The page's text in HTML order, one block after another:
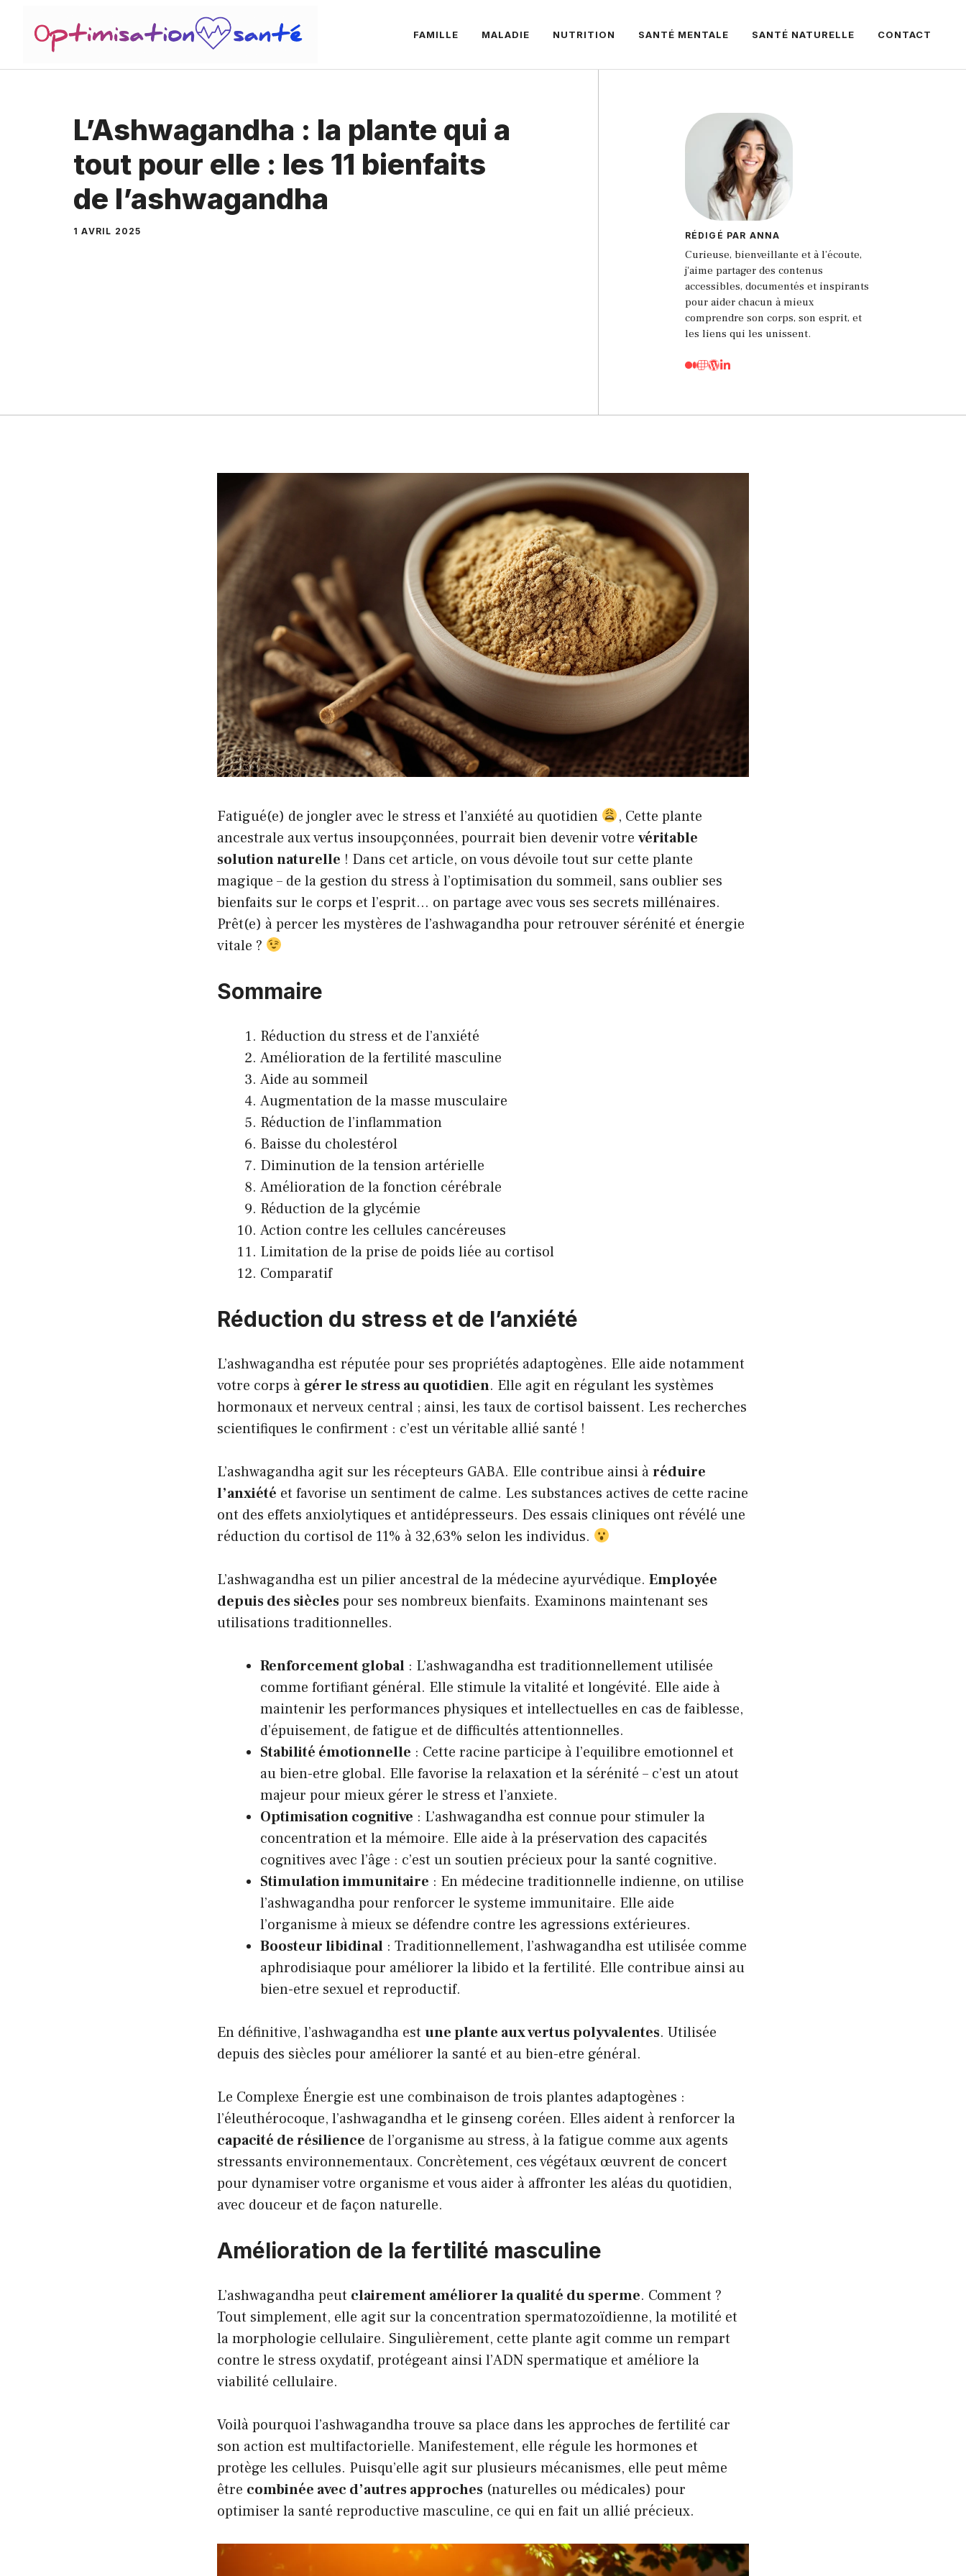
contenu
FAMILLE MALADIE NUTRITION SANTÉ MENTALE SANTÉ NATURELLE CONTACT
L’Ashwagandha : la plante qui a
tout pour elle : les 11 bienfaits
de l’ashwagandha
1 AVRIL 2025 RÉDIGÉ PAR ANNA
Curieuse, bienveillante et à l’écoute,
j'aime partager des contenus
accessibles, documentés et inspirants
pour aider chacun à mieux
comprendre son corps, son esprit, et
les liens qui les unissent.
Fatigué(e) de jongler avec le stress et l’anxiété au quotidien
, Cette plante
ancestrale aux vertus insoupçonnées, pourrait bien devenir votre véritable
solution naturelle ! Dans cet article, on vous dévoile tout sur cette plante
magique – de la gestion du stress à l’optimisation du sommeil, sans oublier ses
bienfaits sur le corps et l’esprit… on partage avec vous ses secrets millénaires.
Prêt(e) à percer les mystères de l’ashwagandha pour retrouver sérénité et énergie
vitale ?
Sommaire
Réduction du stress et de l’anxiété
Amélioration de la fertilité masculine
Aide au sommeil
Augmentation de la masse musculaire
Réduction de l’inflammation
Baisse du cholestérol
Diminution de la tension artérielle
Amélioration de la fonction cérébrale
Réduction de la glycémie
Action contre les cellules cancéreuses
Limitation de la prise de poids liée au cortisol
Comparatif
Réduction du stress et de l’anxiété
L’ashwagandha est réputée pour ses propriétés adaptogènes. Elle aide notamment
votre corps à gérer le stress au quotidien. Elle agit en régulant les systèmes
hormonaux et nerveux central ; ainsi, les taux de cortisol baissent. Les recherches
scientifiques le confirment : c’est un véritable allié santé !
L’ashwagandha agit sur les récepteurs GABA. Elle contribue ainsi àréduire
l’anxiété et favorise un sentiment de calme. Les substances actives de cette racine
ont des effets anxiolytiques et antidépresseurs. Des essais cliniques ont révélé une
réduction du cortisol de 11% à 32,63% selon les individus.
L’ashwagandha est un pilier ancestral de la médecine ayurvédique. Employée
depuis des sièclespour ses nombreux bienfaits. Examinons maintenant ses
utilisations traditionnelles.
Renforcement global : L’ashwagandha est traditionnellement utilisée
comme fortifiant général. Elle stimule la vitalité et longévité. Elle aide à
maintenir les performances physiques et intellectuelles en cas de faiblesse,
d’épuisement, de fatigue et de difficultés attentionnelles.
Stabilité émotionnelle : Cette racine participe à l’equilibre emotionnel et
au bien-etre global. Elle favorise la relaxation et la sérénité – c’est un atout
majeur pour mieux gérer le stress et l’anxiete.
Optimisation cognitive : L’ashwagandha est connue pour stimuler la
concentration et la mémoire. Elle aide à la préservation des capacités
cognitives avec l’âge : c’est un soutien précieux pour la santé cognitive.
Stimulation immunitaire : En médecine traditionnelle indienne, on utilise
l’ashwagandha pour renforcer le systeme immunitaire. Elle aide
l’organisme à mieux se défendre contre les agressions extérieures.
Boosteur libidinal : Traditionnellement, l’ashwagandha est utilisée comme
aphrodisiaque pour améliorer la libido et la fertilité. Elle contribue ainsi au
bien-etre sexuel et reproductif.
En définitive, l’ashwagandha est une plante aux vertus polyvalentes. Utilisée
depuis des siècles pour améliorer la santé et au bien-etre général.
Le Complexe Énergie est une combinaison de trois plantes adaptogènes :
l’éleuthérocoque, l’ashwagandha et le ginseng coréen. Elles aident à renforcer la
capacité de résilience de l’organisme au stress, à la fatigue comme aux agents
stressants environnementaux. Concrètement, ces végétaux œuvrent de concert
pour dynamiser votre organisme et vous aider à affronter les aléas du quotidien,
avec douceur et de façon naturelle.
Amélioration de la fertilité masculine
L’ashwagandha peut clairement améliorer la qualité du sperme. Comment ?
Tout simplement, elle agit sur la concentration spermatozoïdienne, la motilité et
la morphologie cellulaire. Singulièrement, cette plante agit comme un rempart
contre le stress oxydatif, protégeant ainsi l’ADN spermatique et améliore la
viabilité cellulaire.
Voilà pourquoi l’ashwagandha trouve sa place dans les approches de fertilité car
son action est multifactorielle. Manifestement, elle régule les hormones et
protège les cellules. Puisqu’elle agit sur plusieurs mécanismes, elle peut même
être combinée avec d’autres approches (naturelles ou médicales) pour
optimiser la santé reproductive masculine, ce qui en fait un allié précieux.